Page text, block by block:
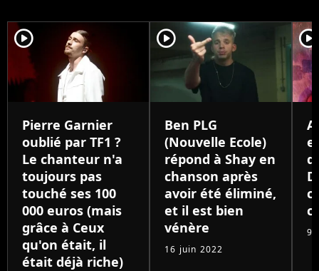
player2
Pierre Garnier
oublié par TF1 ?
Le chanteur n'a
toujours pas
touché ses 100
000 euros (mais
grâce à Ceux
qu'on était, il
était déjà riche)
player2
Ben PLG
(Nouvelle Ecole)
répond à Shay en
chanson après
avoir été éliminé,
et il est bien
vénère
16 juin 2022
player2
9